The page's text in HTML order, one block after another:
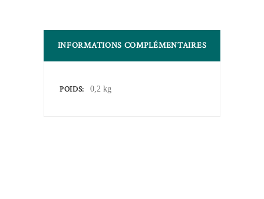
INFORMATIONS COMPLÉMENTAIRES
POIDS 0,2 kg